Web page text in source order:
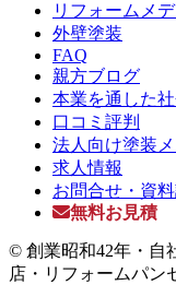
リフォームメ
外壁塗装
FAQ
親方ブログ
本業を通した
口コミ評判
法人向け塗装
求人情報
お問合せ・資
無料お見積
© 創業昭和42年・自
店・リフォームパン